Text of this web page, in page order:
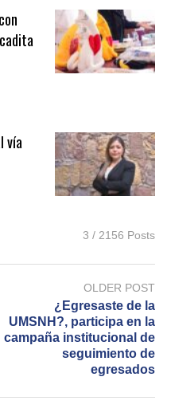
vía
3 / 2156 Posts
OLDER POST
¿Egresaste de la
UMSNH?, participa en la
campaña institucional de
seguimiento de
egresados